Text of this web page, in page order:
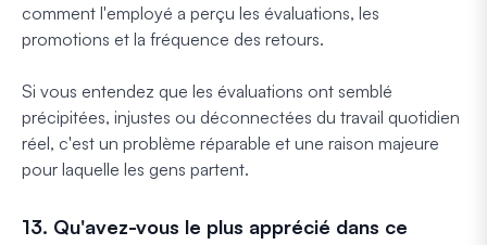
comment l'employé a perçu les évaluations, les
promotions et la fréquence des retours.
Si vous entendez que les évaluations ont semblé
précipitées, injustes ou déconnectées du travail quotidien
réel, c'est un problème réparable et une raison majeure
pour laquelle les gens partent.
13. Qu'avez-vous le plus apprécié dans ce